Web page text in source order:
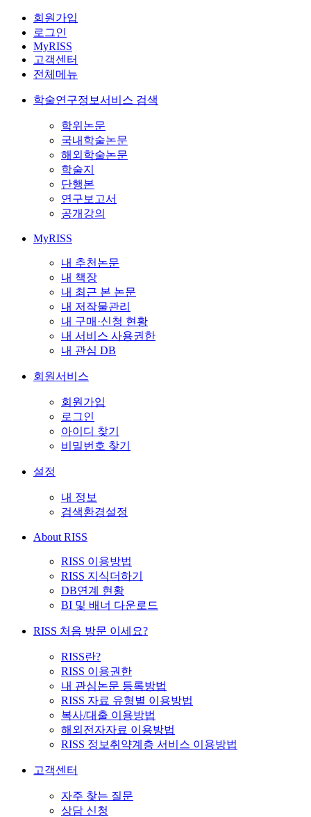
회원가입
로그인
MyRISS
고객센터
전체메뉴
학술연구정보서비스 검색
학위논문
국내학술논문
해외학술논문
학술지
단행본
연구보고서
공개강의
MyRISS
내 추천논문
내 책장
내 최근 본 논문
내 저작물관리
내 구매·신청 현황
내 서비스 사용권한
내 관심 DB
회원서비스
회원가입
로그인
아이디 찾기
비밀번호 찾기
설정
내 정보
검색환경설정
About RISS
RISS 이용방법
RISS 지식더하기
DB연계 현황
BI 및 배너 다운로드
RISS 처음 방문 이세요?
RISS란?
RISS 이용권한
내 관심논문 등록방법
RISS 자료 유형별 이용방법
복사/대출 이용방법
해외전자자료 이용방법
RISS 정보취약계층 서비스 이용방법
고객센터
자주 찾는 질문
상담 신청